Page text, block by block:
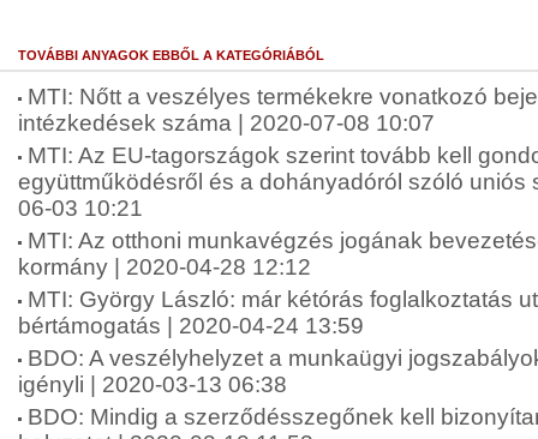
TOVÁBBI ANYAGOK EBBŐL A KATEGÓRIÁBÓL
MTI: Nőtt a veszélyes termékekre vonatkozó
intézkedések száma | 2020-07-08 10:07
MTI: Az EU-tagországok szerint tovább kell
együttműködésről és a dohányadóról szóló uniós
06-03 10:21
MTI: Az otthoni munkavégzés jogának
kormány | 2020-04-28 12:12
MTI: György László: már kétórás foglalkoztatás
bértámogatás | 2020-04-24 13:59
BDO: A veszélyhelyzet a munkaügyi
igényli | 2020-03-13 06:38
BDO: Mindig a szerződésszegőnek kell